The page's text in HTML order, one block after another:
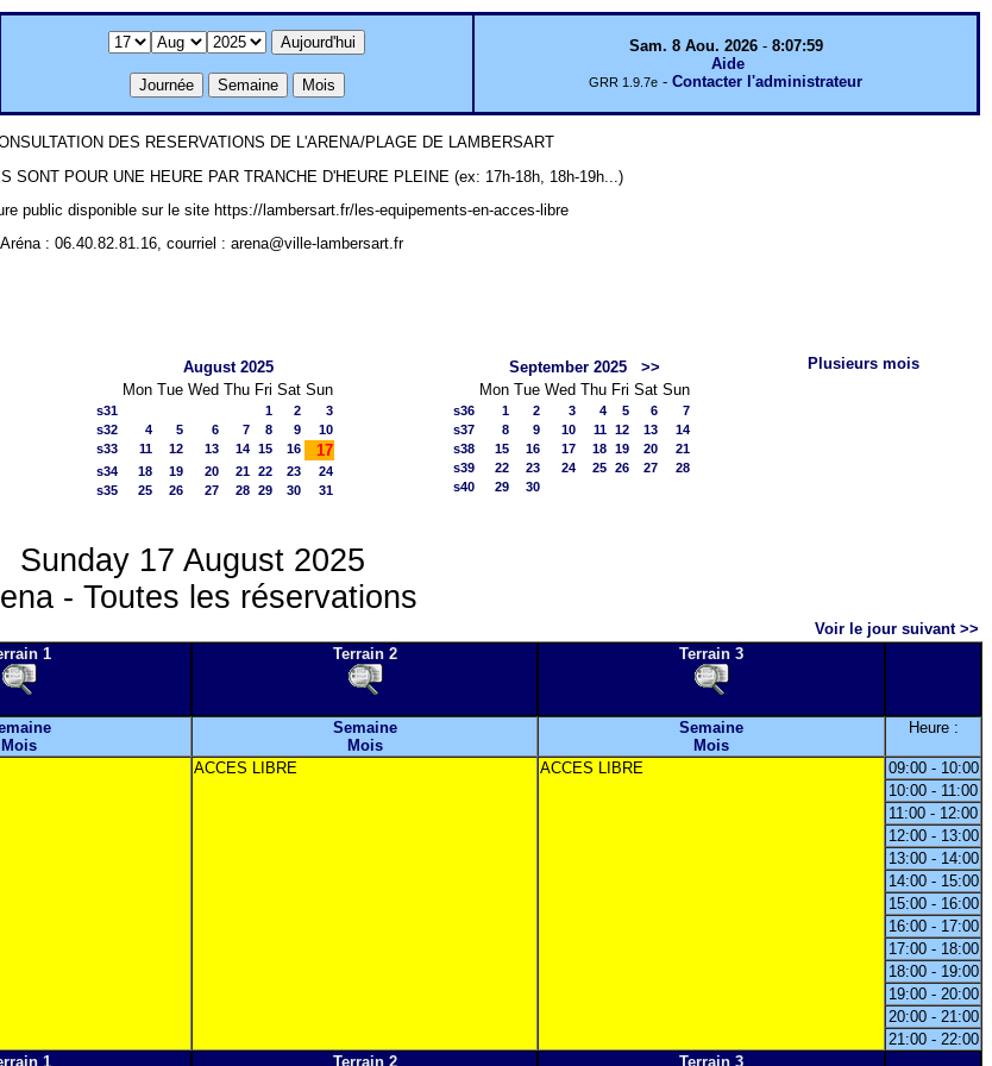
Sam. 8 Aou. 2026- 8:07:59
Aide
GRR 1.9.7e - Contacter l'administrateur
DES RESERVATIONS DE L'ARENA/PLAGE DE LAMBERSART
SONT POUR UNE HEURE PAR TRANCHE D'HEURE PLEINE (ex: 17h-18h, 18h-19h...)
public disponible sur le site https://lambersart.fr/les-equipements-en-acces-libre
Aréna : 06.40.82.81.16, courriel : arena@ville-lambersart.fr
August 2025
Mon Tue Wed Thu Fri Sat Sun
s31 1 2
3
s32
4 5 6 7 8 9
10
s33
11 12 13 14 15 16 17
s34 18 19 20 21 22 23
24
s35
25 26 27 28 29 30 31
September 2025
>>
Mon Tue Wed Thu Fri Sat Sun
s36 1 2 3 4 5 6
7
s37
8 9 10 11 12 13
14
s38
15 16 17 18 19 20
21
s39
22 23 24 25 26 27
28
s40
29 30
Plusieurs mois
Sunday 17 August 2025
- Toutes les réservations
Voir le jour suivant >>
1 Terrain 2 Terrain 3
Mois
Semaine
Mois
Semaine
Mois
Heure :
ACCES LIBRE ACCES LIBRE
09:00 - 10:00
10:00 - 11:00
11:00 - 12:00
12:00 - 13:00
13:00 - 14:00
14:00 - 15:00
15:00 - 16:00
16:00 - 17:00
17:00 - 18:00
18:00 - 19:00
19:00 - 20:00
20:00 - 21:00
21:00 - 22:00
1 Terrain 2 Terrain 3